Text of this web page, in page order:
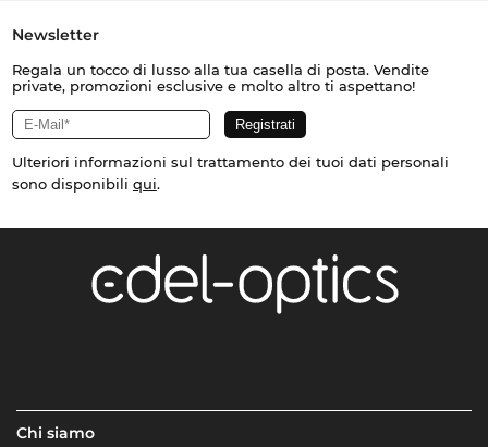
Newsletter
Regala un tocco di lusso alla tua casella di posta. Vendite
private, promozioni esclusive e molto altro ti aspettano!
Ulteriori informazioni sul trattamento dei tuoi dati personali
sono disponibili qui.
Chi siamo